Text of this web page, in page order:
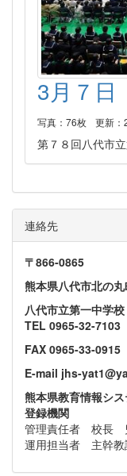
3月７
写真：76枚 更新：
第７８回八代市
連絡先
〒866‐0865
熊本県八代市北の
八代市立第一中学校
TEL 0965-32-7103
FAX 0965-33-0915
E-mail jhs-
熊本県教育情報シ
登録機関
管理責任者 校長
運用担当者 主幹